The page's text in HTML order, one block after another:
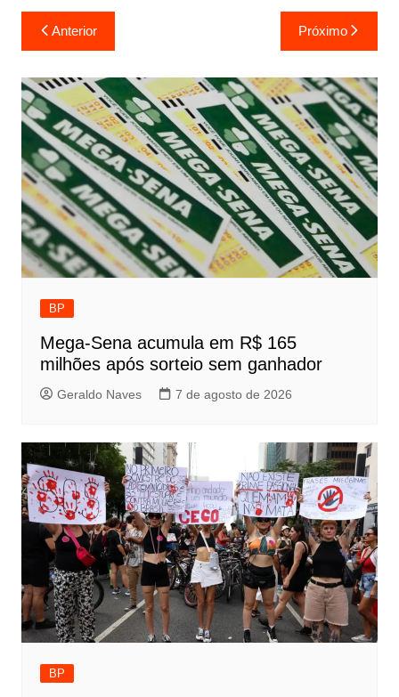
Navegação
de
Post
Anterior Próximo
BP
Mega-Sena acumula em R$ 165
milhões após sorteio sem ganhador
Geraldo Naves 7 de agosto de 2026
BP